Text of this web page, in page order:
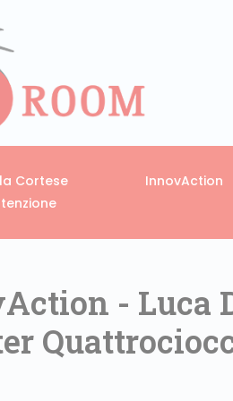
Cortese
InnovAction
- Luca